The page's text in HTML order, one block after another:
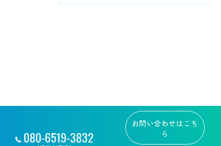
080-6519-3832
お問い合わせはこち
ら